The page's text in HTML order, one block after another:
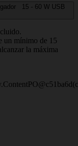
15 - 60 W USB
un mínimo de 15
la máxima